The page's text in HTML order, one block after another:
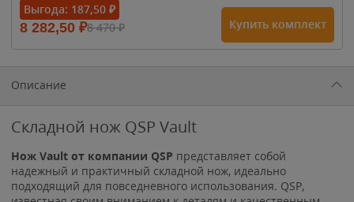
1 615₽
1 900₽1 900₽
Выгода: 187,50 ₽
8 282,50 ₽8 470₽ Купить комплект
Описание
Складной нож QSP Vault
Нож Vault от компании QSP представляет собой
надежный и практичный складной нож, идеально
подходящий для повседневного использования. QSP,